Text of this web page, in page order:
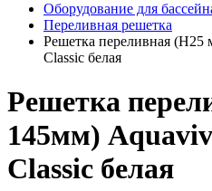
Оборудование для
Переливная решетка
Решетка переливная
Classic белая
Решетка
145мм)
Classic белая